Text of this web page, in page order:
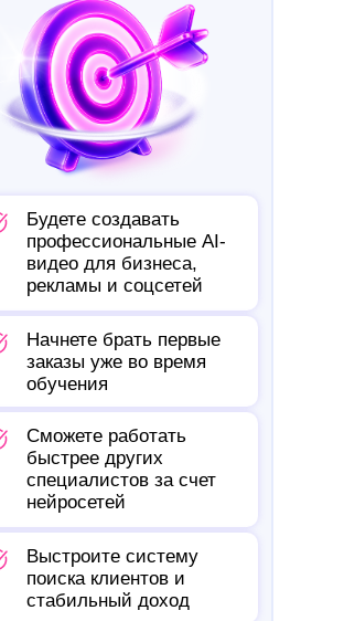
Будете создавать
профессиональные AI-
видео для бизнеса,
рекламы и соцсетей
Начнете брать первые
заказы уже во время
обучения
Сможете работать
быстрее других
специалистов за счет
нейросетей
Выстроите систему
поиска клиентов и
стабильный доход